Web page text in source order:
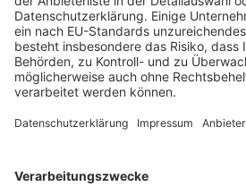
klar und verständlich sind (s. o.).
ersten Analysen der Vorschläge
zum einen darauf hin, dass auch
ESRS insbesondere bei
zunächst mit (erneutem)
verbunden sein werden und
vergangenen Wochen habe das
Konsultationsentwurfs analysiert.
von Vorgaben in den